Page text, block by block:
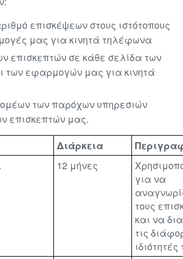
επισκέψεων στους ιστότοπους
μας για κινητά τηλέφωνα
επισκεπτών σε κάθε σελίδα των
των εφαρμογών μας για κινητά
των παρόχων υπηρεσιών
επισκεπτών μας.
Διάρκεια
12 μήνες
για να
τους
και να
τις
ιδιότητές